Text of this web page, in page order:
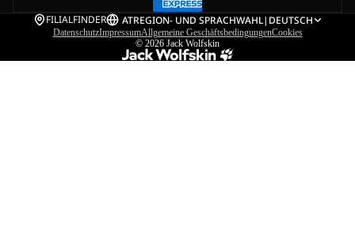
FILIALFINDER ATREGION- UND SPRACHWAHL| DEUTSCH
DatenschutzImpressumAllgemeine GeschäftsbedingungenCookies
© 2026 Jack Wolfskin